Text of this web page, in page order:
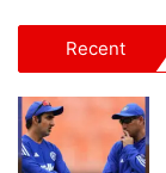
Recent